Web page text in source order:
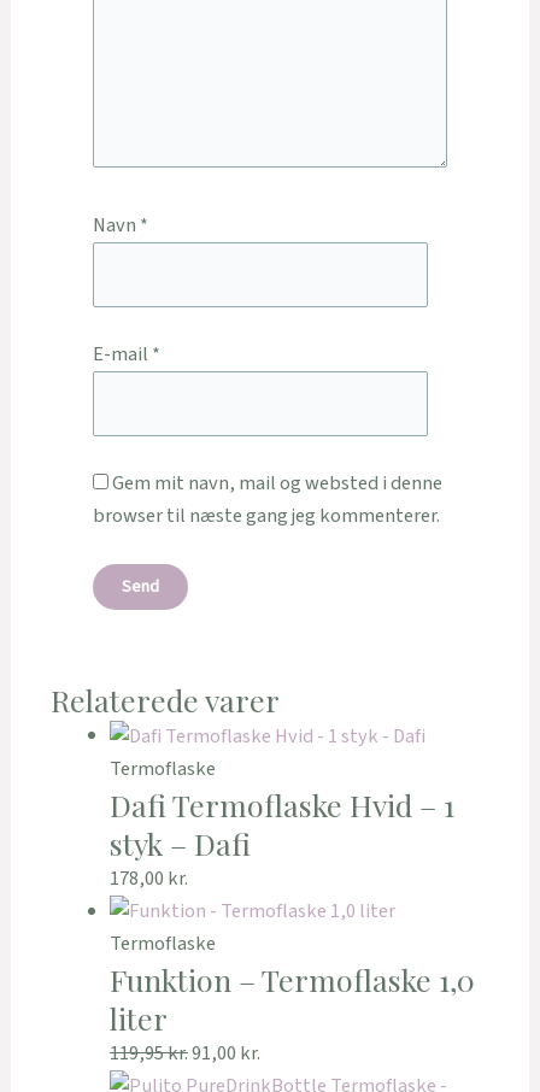
Navn *
E-mail *
Gem mit navn, mail og websted i denne
browser til næste gang jeg kommenterer.
Relaterede varer
Termoflaske
Dafi Termoflaske Hvid – 1
styk – Dafi
178,00 kr.
Termoflaske
Funktion – Termoflaske 1,0
liter
119,95kr.91,00 kr.